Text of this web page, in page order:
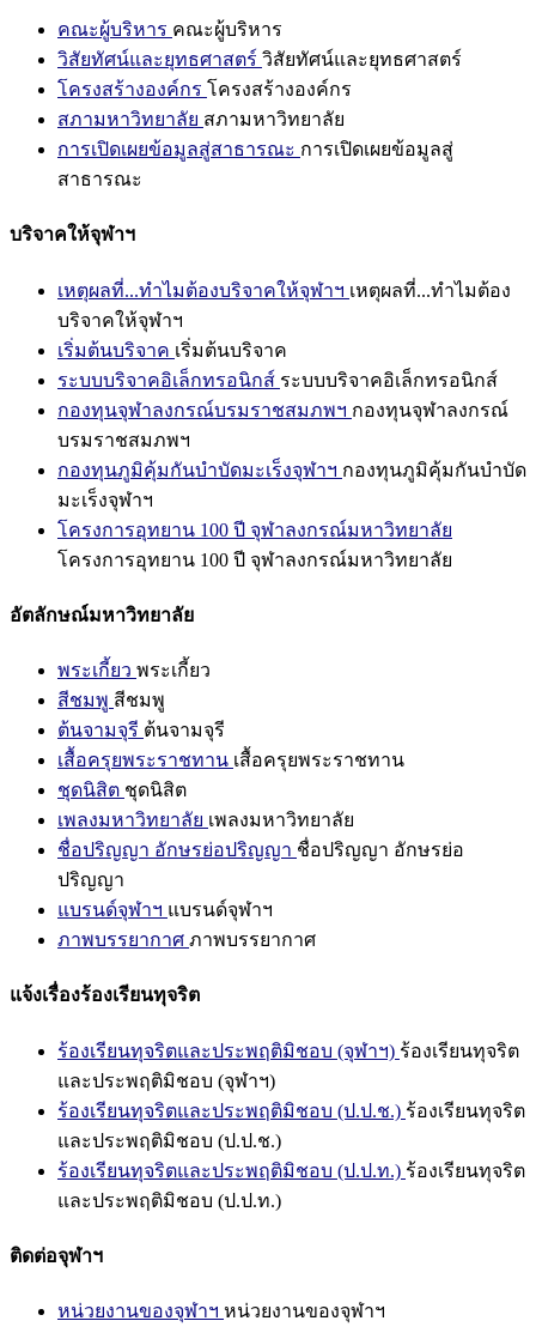
คณะผู้บริหาร คณะผู้บริหาร
วิสัยทัศน์และยุทธศาสตร์ วิสัยทัศน์และยุทธศาสตร์
โครงสร้างองค์กร โครงสร้างองค์กร
สภามหาวิทยาลัย สภามหาวิทยาลัย
การเปิดเผยข้อมูลสู่สาธารณะ การเปิดเผยข้อมูลสู่
สาธารณะ
บริจาคให้จุฬาฯ
เหตุผลที่...ทำไมต้องบริจาคให้จุฬาฯ เหตุผลที่...ทำไมต้อง
บริจาคให้จุฬาฯ
เริ่มต้นบริจาค เริ่มต้นบริจาค
ระบบบริจาคอิเล็กทรอนิกส์ ระบบบริจาคอิเล็กทรอนิกส์
กองทุนจุฬาลงกรณ์บรมราชสมภพฯ กองทุนจุฬาลงกรณ์
บรมราชสมภพฯ
กองทุนภูมิคุ้มกันบำบัดมะเร็งจุฬาฯ กองทุนภูมิคุ้มกันบำบัด
มะเร็งจุฬาฯ
โครงการอุทยาน 100 ปี จุฬาลงกรณ์มหาวิทยาลัย
โครงการอุทยาน 100 ปี จุฬาลงกรณ์มหาวิทยาลัย
อัตลักษณ์มหาวิทยาลัย
พระเกี้ยว พระเกี้ยว
สีชมพู สีชมพู
ต้นจามจุรี ต้นจามจุรี
เสื้อครุยพระราชทาน เสื้อครุยพระราชทาน
ชุดนิสิต ชุดนิสิต
เพลงมหาวิทยาลัย เพลงมหาวิทยาลัย
ชื่อปริญญา อักษรย่อปริญญา ชื่อปริญญา อักษรย่อ
ปริญญา
แบรนด์จุฬาฯ แบรนด์จุฬาฯ
ภาพบรรยากาศ ภาพบรรยากาศ
แจ้งเรื่องร้องเรียนทุจริต
ร้องเรียนทุจริตและประพฤติมิชอบ (จุฬาฯ) ร้องเรียนทุจริต
และประพฤติมิชอบ (จุฬาฯ)
ร้องเรียนทุจริตและประพฤติมิชอบ (ป.ป.ช.) ร้องเรียนทุจริต
และประพฤติมิชอบ (ป.ป.ช.)
ร้องเรียนทุจริตและประพฤติมิชอบ (ป.ป.ท.) ร้องเรียนทุจริต
และประพฤติมิชอบ (ป.ป.ท.)
ติดต่อจุฬาฯ
หน่วยงานของจุฬาฯ หน่วยงานของจุฬาฯ